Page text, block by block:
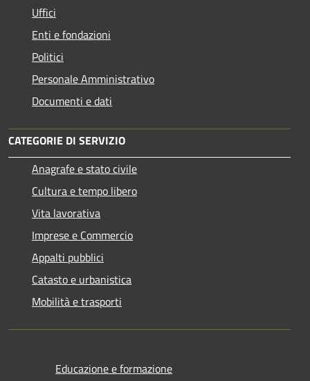
Uffici
Enti e fondazioni
Politici
Personale Amministrativo
Documenti e dati
CATEGORIE DI SERVIZIO
Anagrafe e stato civile
Cultura e tempo libero
Vita lavorativa
Imprese e Commercio
Appalti pubblici
Catasto e urbanistica
Mobilità e trasporti
Educazione e formazione